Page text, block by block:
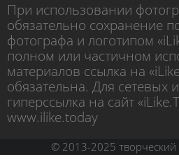
При использовании
обязательно сохранение
фотографа и логотипом
полном или частичном
материалов ссылка на
обязательна. Для сетевых
гиперссылка на сайт
www.ilike.today
© 2013-2025 творческий